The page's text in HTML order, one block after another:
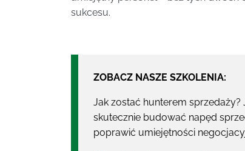
sukcesu.
ZOBACZ NASZE SZKOLENIA:
Jak zostać hunterem
skutecznie budować napęd
poprawić umiejętności